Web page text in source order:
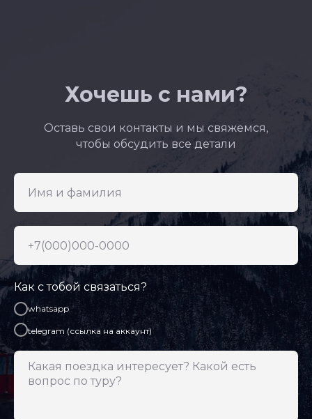
Хочешь с нами?
Оставь свои контакты и мы свяжемся,
чтобы обсудить все детали
Как с тобой связаться?
whatsapp
telegram (ссылка на аккаунт)